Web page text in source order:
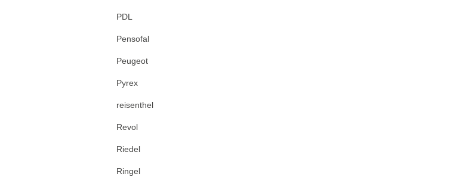
PDL
Pensofal
Peugeot
Pyrex
reisenthel
Revol
Riedel
Ringel